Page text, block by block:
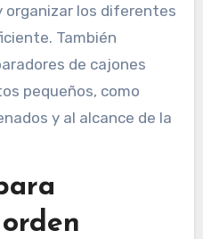
organizar los diferentes
También
de cajones
pequeños, como
y al alcance de la